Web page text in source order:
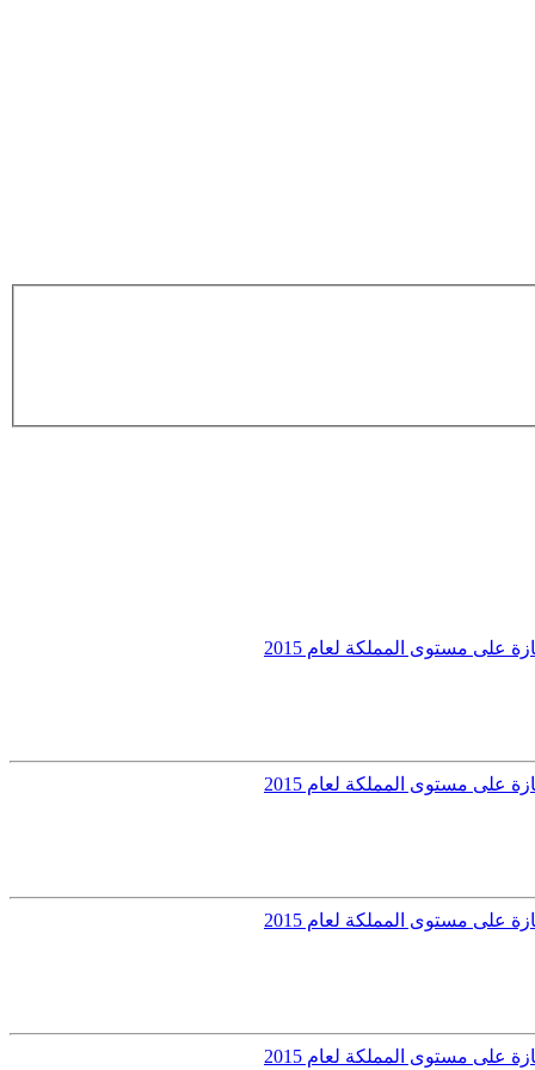
مستوى المملكة لعام 2015
مستوى المملكة لعام 2015
مستوى المملكة لعام 2015
مستوى المملكة لعام 2015